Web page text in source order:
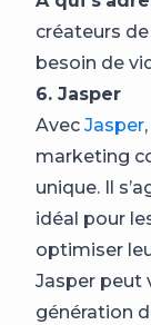
créateurs
besoin de
6. Jasper
Avec Jasper
marketing
unique. Il
idéal pour
optimiser
Jasper peut
génération